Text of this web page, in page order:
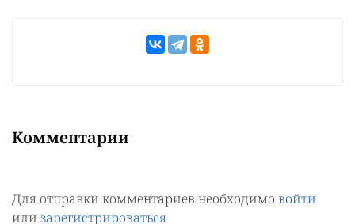
Комментарии
Для отправки комментариев необходимо войти
или зарегистрироваться